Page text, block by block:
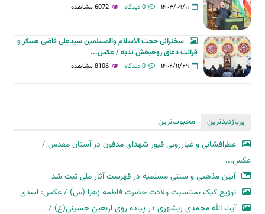
۱۴۰۳/۰۹/۱۱ 0 دیدگاه 6072 مشاهده
سخنرانی حجت الاسلام والمسلمین سیدعلی قاضی عسکر و
قرائت دعای روحبخش ندبه / عکس...
۱۴۰۲/۱۱/۲۹ 0 دیدگاه 8106 مشاهده
پربازدیدترین
محبوب‌ترین
عطرافشانی و غبارروبی قبور شهدای مدفون در آستان مقدس /
عکس...
آیین مذهبی و سنتی مسلمیه در فهرست آثار ملی ثبت شد
توزیع کیک بمناسبت ولادت حضرت فاطمه زهرا (س) / عکس: اسدی
آیت الله محمدی ریشهری در پیاده روی اربعین حسینی(ع) /